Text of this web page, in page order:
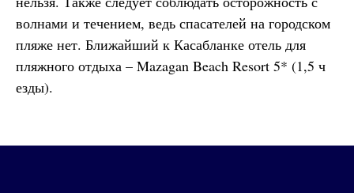
волнами и течением, ведь спасателей на городском
пляже нет. Ближайший к Касабланке отель для
пляжного отдыха – Mazagan Beach Resort 5* (1,5 ч
езды).